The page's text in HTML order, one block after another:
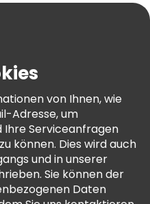
von Ihnen, wie
Adresse, um
Ihre Serviceanfragen
können. Dies wird auch
und in unserer
Sie können der
Daten